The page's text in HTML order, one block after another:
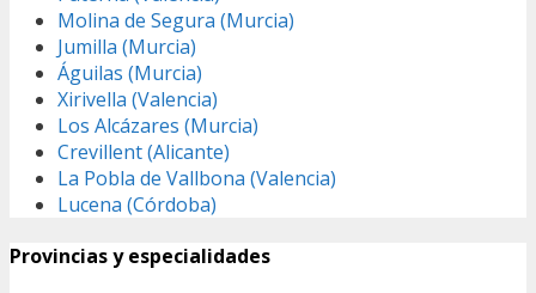
Molina de Segura (Murcia)
Jumilla (Murcia)
Águilas (Murcia)
Xirivella (Valencia)
Los Alcázares (Murcia)
Crevillent (Alicante)
La Pobla de Vallbona (Valencia)
Lucena (Córdoba)
Provincias y especialidades